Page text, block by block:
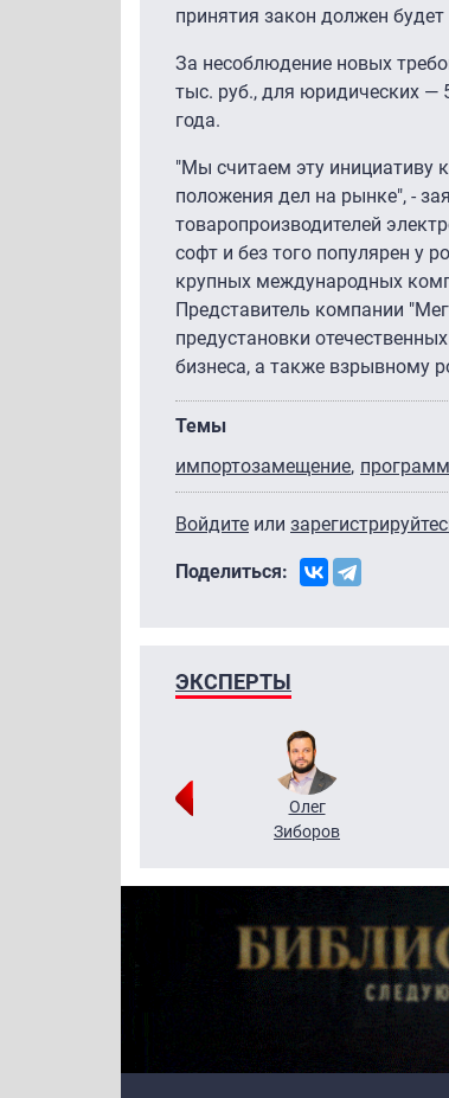
принятия закон должен
За несоблюдение новых
тыс. руб., для юридических —
года.
"Мы считаем эту инициативу
положения дел на рынке", -
товаропроизводителей
софт и без того популярен у
крупных международных
Представитель компании
предустановки
бизнеса, а также взрывному
Темы
импортозамещение
Войдите или
Поделиться:
ЭКСПЕРТЫ
Олег
Зиборов